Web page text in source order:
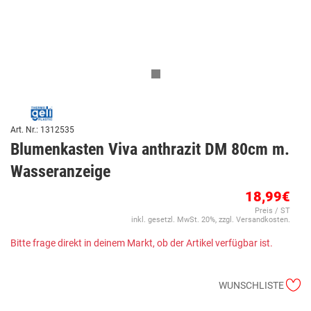
Art. Nr.: 1312535
Blumenkasten Viva anthrazit DM 80cm m.
Wasseranzeige
18,99€
Preis / ST
inkl. gesetzl. MwSt. 20%, zzgl. Versandkosten.
Bitte frage direkt in deinem Markt, ob der Artikel verfügbar ist.
WUNSCHLISTE